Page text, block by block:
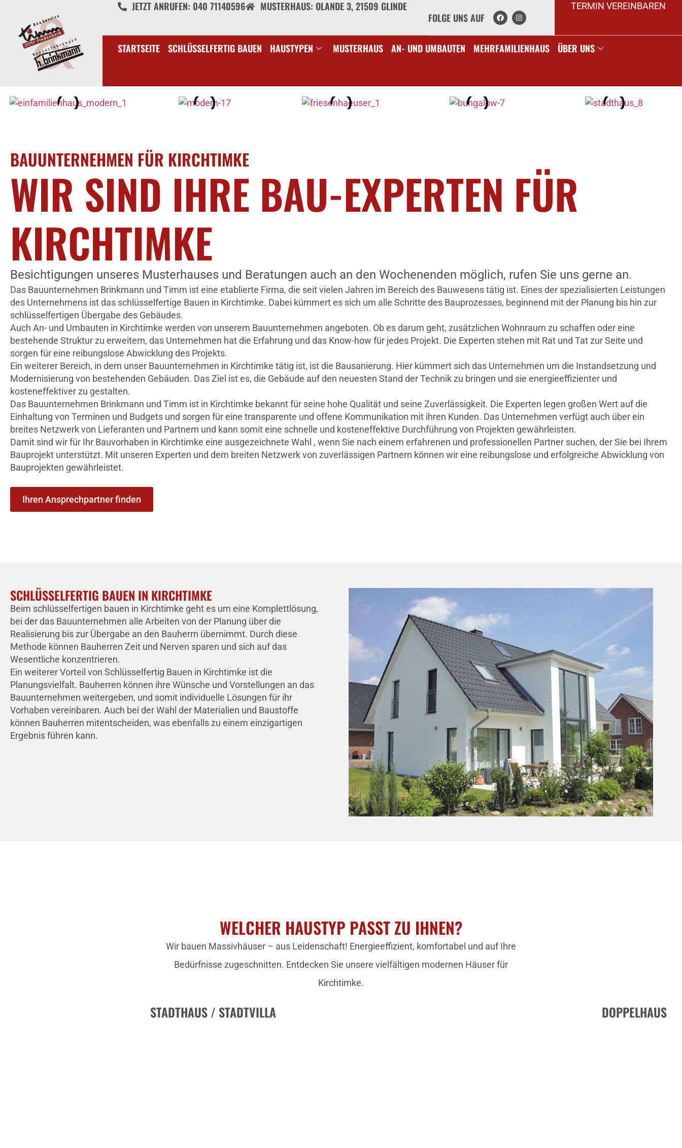
JETZT ANRUFEN: 040 71140596
MUSTERHAUS: OLANDE 3, 21509 GLINDE
FOLGE UNS AUF
TERMIN VEREINBAREN
STARTSEITE SCHLÜSSELFERTIG BAUEN HAUSTYPEN MUSTERHAUS AN- UND UMBAUTEN MEHRFAMILIENHAUS ÜBER UNS
BAUUNTERNEHMEN FÜR KIRCHTIMKE
WIR SIND IHRE BAU-EXPERTEN FÜR
KIRCHTIMKE
Besichtigungen unseres Musterhauses und Beratungen auch an den Wochenenden möglich, rufen Sie uns gerne an.
Das Bauunternehmen Brinkmann und Timm ist eine etablierte Firma, die seit vielen Jahren im Bereich des Bauwesens tätig ist. Eines der spezialisierten Leistungen
des Unternehmens ist das schlüsselfertige Bauen in Kirchtimke. Dabei kümmert es sich um alle Schritte des Bauprozesses, beginnend mit der Planung bis hin zur
schlüsselfertigen Übergabe des Gebäudes.
Auch An- und Umbauten in Kirchtimke werden von unserem Bauunternehmen angeboten. Ob es darum geht, zusätzlichen Wohnraum zu schaffen oder eine
bestehende Struktur zu erweitern, das Unternehmen hat die Erfahrung und das Know-how für jedes Projekt. Die Experten stehen mit Rat und Tat zur Seite und
sorgen für eine reibungslose Abwicklung des Projekts.
Ein weiterer Bereich, in dem unser Bauunternehmen in Kirchtimke tätig ist, ist die Bausanierung. Hier kümmert sich das Unternehmen um die Instandsetzung und
Modernisierung von bestehenden Gebäuden. Das Ziel ist es, die Gebäude auf den neuesten Stand der Technik zu bringen und sie energieeffizienter und
kosteneffektiver zu gestalten.
Das Bauunternehmen Brinkmann und Timm ist in Kirchtimke bekannt für seine hohe Qualität und seine Zuverlässigkeit. Die Experten legen großen Wert auf die
Einhaltung von Terminen und Budgets und sorgen für eine transparente und offene Kommunikation mit ihren Kunden. Das Unternehmen verfügt auch über ein
breites Netzwerk von Lieferanten und Partnern und kann somit eine schnelle und kosteneffektive Durchführung von Projekten gewährleisten.
Damit sind wir für Ihr Bauvorhaben in Kirchtimke eine ausgezeichnete Wahl , wenn Sie nach einem erfahrenen und professionellen Partner suchen, der Sie bei Ihrem
Bauprojekt unterstützt. Mit unseren Experten und dem breiten Netzwerk von zuverlässigen Partnern können wir eine reibungslose und erfolgreiche Abwicklung von
Bauprojekten gewährleistet.
Ihren Ansprechpartner finden
SCHLÜSSELFERTIG BAUEN IN KIRCHTIMKE
Beim schlüsselfertigen bauen in Kirchtimke geht es um eine Komplettlösung,
bei der das Bauunternehmen alle Arbeiten von der Planung über die
Realisierung bis zur Übergabe an den Bauherrn übernimmt. Durch diese
Methode können Bauherren Zeit und Nerven sparen und sich auf das
Wesentliche konzentrieren.
Ein weiterer Vorteil von Schlüsselfertig Bauen in Kirchtimke ist die
Planungsvielfalt. Bauherren können ihre Wünsche und Vorstellungen an das
Bauunternehmen weitergeben, und somit individuelle Lösungen für ihr
Vorhaben vereinbaren. Auch bei der Wahl der Materialien und Baustoffe
können Bauherren mitentscheiden, was ebenfalls zu einem einzigartigen
Ergebnis führen kann.
WELCHER HAUSTYP PASST ZU IHNEN?
Wir bauen Massivhäuser – aus Leidenschaft! Energieeffizient, komfortabel und auf Ihre
Bedürfnisse zugeschnitten. Entdecken Sie unsere vielfältigen modernen Häuser für
Kirchtimke.
STADTHAUS / STADTVILLA DOPPELHAUS